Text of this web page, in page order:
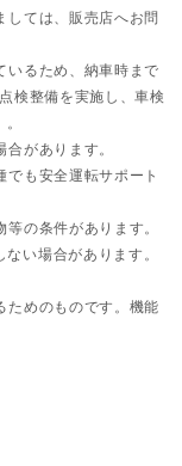
しては、販売店へお問
いるため、納車時まで
検整備を実施し、車検
があります。
も安全運転サポート
の条件があります。
い場合があります。
ためのものです。機能